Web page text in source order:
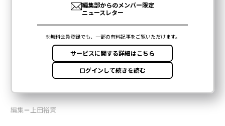
編集＝上田裕資